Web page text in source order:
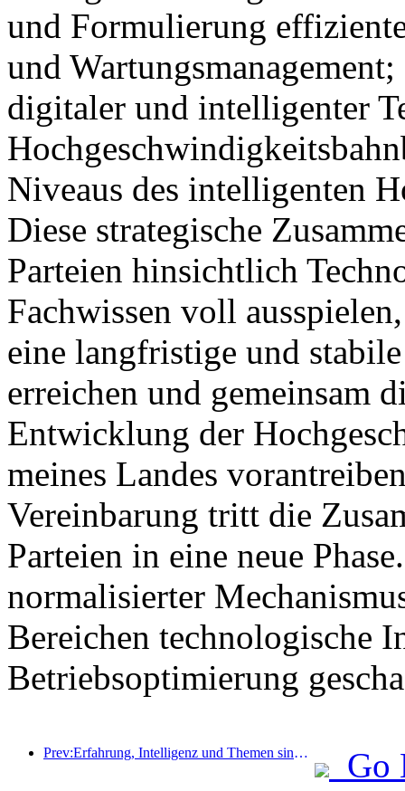
und Formulierung
und
digitaler und intelligenter
Niveaus des intelligenten
Diese strategische
Parteien hinsichtlich
Fachwissen voll
eine langfristige und
erreichen und gemeinsam
Entwicklung der
meines Landes
Vereinbarung tritt die
Parteien in eine neue
normalisierter
Bereichen technologische
Betriebsoptimierung
Prev:Erfahrung, Intelligenz und Themen sind die Lösungen für Hotels in der neuen Ära
Go